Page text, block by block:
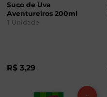
Suco de Uva
Aventureiros 200ml
1 Unidade
R$ 3,29